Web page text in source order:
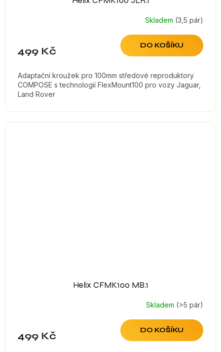
Skladem (3,5 pár)
499 Kč DO KOŠÍKU
Adaptační kroužek pro 100mm středové reproduktory
COMPOSE s technologií FlexMount100 pro vozy Jaguar,
Land Rover
Helix CFMK100 MB.1
Skladem (>5 pár)
499 Kč DO KOŠÍKU